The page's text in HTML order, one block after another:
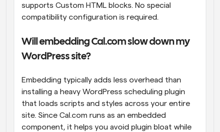
supports Custom HTML blocks. No special
compatibility configuration is required.
Will embedding Cal.com slow down my
WordPress site?
Embedding typically adds less overhead than
installing a heavy WordPress scheduling plugin
that loads scripts and styles across your entire
site. Since Cal.com runs as an embedded
component, it helps you avoid plugin bloat while